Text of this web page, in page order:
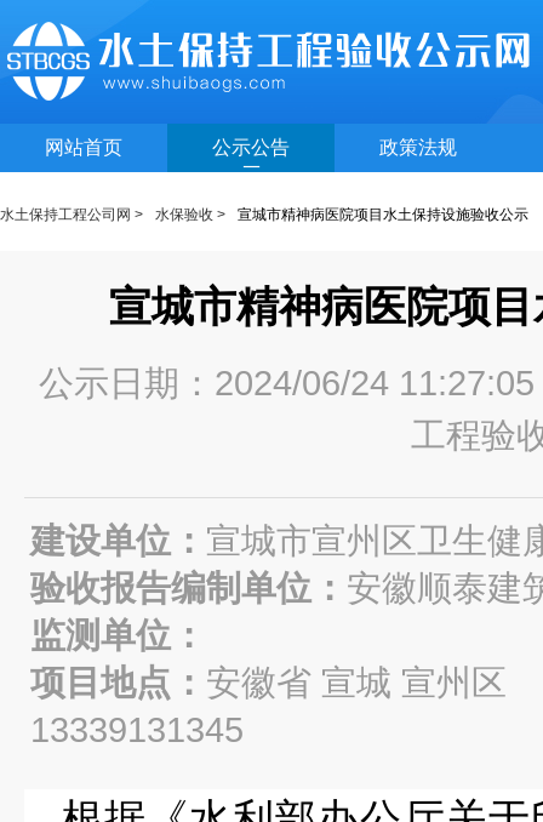
网站首页 公示公告 政策法规
水土保持工程公司网 > 水保验收 > 宣城市精神病医院项目水土保持设施验收公示
宣城市精神病医院项
公示日期：2024/06/24
工程验
建设单位： 宣城市宣州区卫生健
验收报告编制单位： 安徽顺泰建
监测单位：
项目地点： 安徽省 宣城 宣州
13339131345